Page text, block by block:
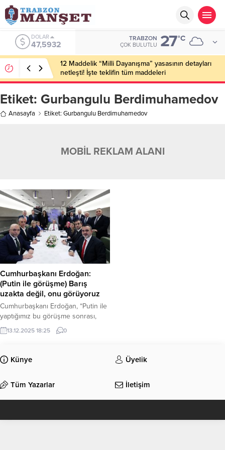
DOLAR
47,5932
TRABZON
ÇOK BULUTLU 27°C
12 Maddelik “Milli Dayanışma” yasasının detayları
netleşti! İşte teklifin tüm maddeleri
Etiket: Gurbangulu Berdimuhamedov
Anasayfa Etiket: Gurbangulu Berdimuhamedov
MOBİL REKLAM ALANI
Cumhurbaşkanı Erdoğan:
(Putin ile görüşme) Barış
uzakta değil, onu görüyoruz
Cumhurbaşkanı Erdoğan, “Putin ile
yaptığımız bu görüşme sonrası,
ABD Başkanı Trump’la da inşallah
barış planını da değerlendirme
onu görüyoruz.” dedi.
Cumhurbaşkanı Recep Tayyip
Aşkabat’ta düzenlenen
13.12.2025 18:25 0
Künye Üyelik
Tüm Yazarlar İletişim